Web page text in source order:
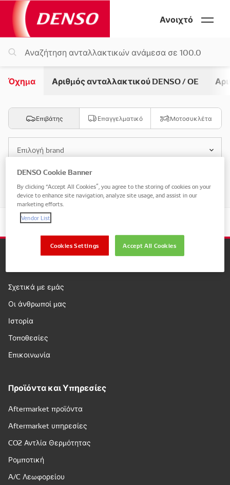
Ανοιχτό
Όχημα Αριθμός ανταλλακτικού DENSO / OE
Επιβάτης Επαγγελματικό Μοτοσυκλέτα
Επιλογή brand
Επιλογή μοντέλου
Σχετικά με εμάς
Οι άνθρωποί μας
Ιστορία
Τοποθεσίες
Επικοινωνία
Προϊόντα και Υπηρεσίες
Aftermarket προϊόντα
Aftermarket υπηρεσίες
CO2 Αντλία Θερμότητας
Ρομποτική
A/C Λεωφορείου
DENSO Cookie Banner
By clicking “Accept All Cookies”, you agree to the storing of cookies on your
device to enhance site navigation, analyze site usage, and assist in our
marketing efforts.
Vendor List
Accept All Cookies
Cookies Settings